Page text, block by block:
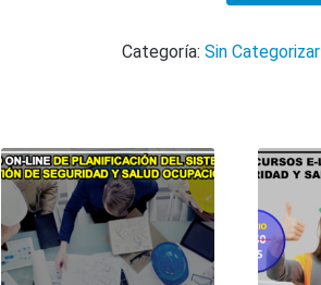
Categoría:Sin Categorizar